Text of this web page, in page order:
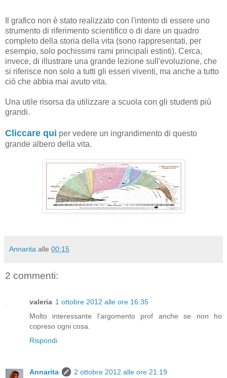
Il grafico non è stato realizzato con l'intento di essere uno
strumento di riferimento scientifico o di dare un quadro
completo della storia della vita (sono rappresentati, per
esempio, solo pochissimi rami principali estinti). Cerca,
invece, di illustrare una grande lezione sull'evoluzione, che
si riferisce non solo a tutti gli esseri viventi, ma anche a tutto
ciò che abbia mai avuto vita.
Una utile risorsa da utilizzare a scuola con gli studenti più
grandi.
Cliccare qui per vedere un ingrandimento di questo
grande albero della vita.
Annarita alle 00:15
2 commenti:
valeria 1 ottobre 2012 alle ore 16:35
Molto interessante l'argomento prof anche se non ho
copreso ogni cosa.
Rispondi
Annarita
2 ottobre 2012 alle ore 21:19